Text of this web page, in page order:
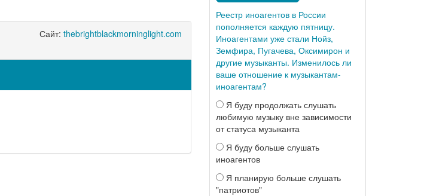
Сайт: thebrightblackmorninglight.com
Реестр иноагентов в России
пополняется каждую пятницу.
Иноагентами уже стали Нойз,
Земфира, Пугачева, Оксимирон и
другие музыканты. Изменилось ли
ваше отношение к музыкантам-
иноагентам?
Я буду продолжать слушать
любимую музыку вне зависимости
от статуса музыканта
Я буду больше слушать
иноагентов
Я планирую больше слушать
"патриотов"